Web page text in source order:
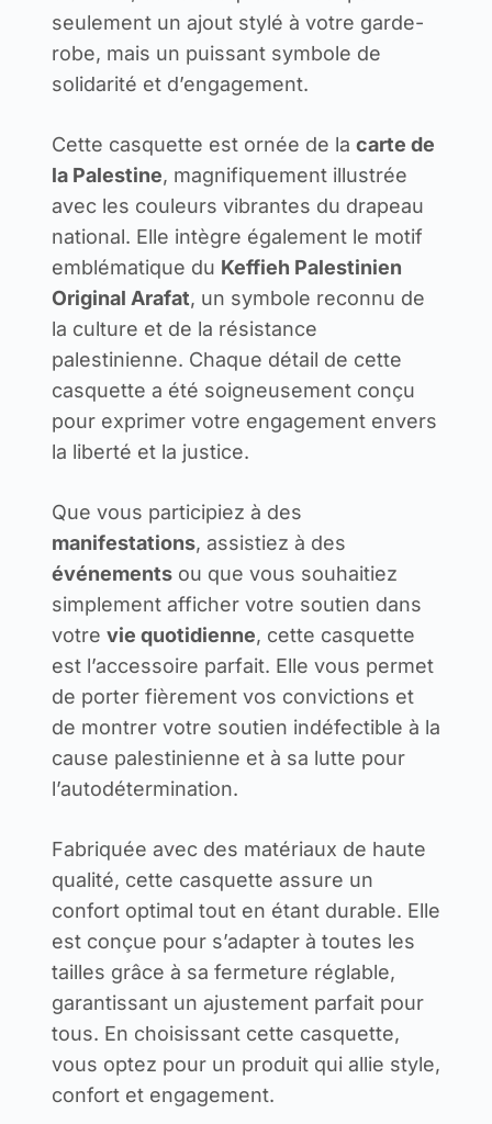
seulement un ajout stylé à votre garde-
robe, mais un puissant symbole de
solidarité et d’engagement.
Cette casquette est ornée de la carte de
la Palestine, magnifiquement illustrée
avec les couleurs vibrantes du drapeau
national. Elle intègre également le motif
emblématique du Keffieh Palestinien
Original Arafat, un symbole reconnu de
la culture et de la résistance
palestinienne. Chaque détail de cette
casquette a été soigneusement conçu
pour exprimer votre engagement envers
la liberté et la justice.
Que vous participiez à des
manifestations, assistiez à des
événementsou que vous souhaitiez
simplement afficher votre soutien dans
votre vie quotidienne, cette casquette
est l’accessoire parfait. Elle vous permet
de porter fièrement vos convictions et
de montrer votre soutien indéfectible à la
cause palestinienne et à sa lutte pour
l’autodétermination.
Fabriquée avec des matériaux de haute
qualité, cette casquette assure un
confort optimal tout en étant durable. Elle
est conçue pour s’adapter à toutes les
tailles grâce à sa fermeture réglable,
garantissant un ajustement parfait pour
tous. En choisissant cette casquette,
vous optez pour un produit qui allie style,
confort et engagement.